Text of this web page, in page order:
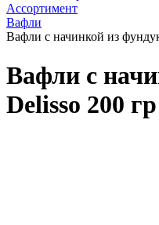
Ассортимент
Вафли
Вафли с начинкой из
Вафли с
Delisso 200 гр